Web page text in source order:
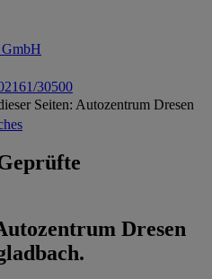
30500
Seiten: Autozentrum Dresen
Dresen